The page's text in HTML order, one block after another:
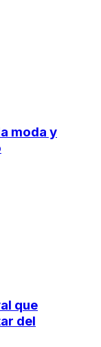
moda y
que
del